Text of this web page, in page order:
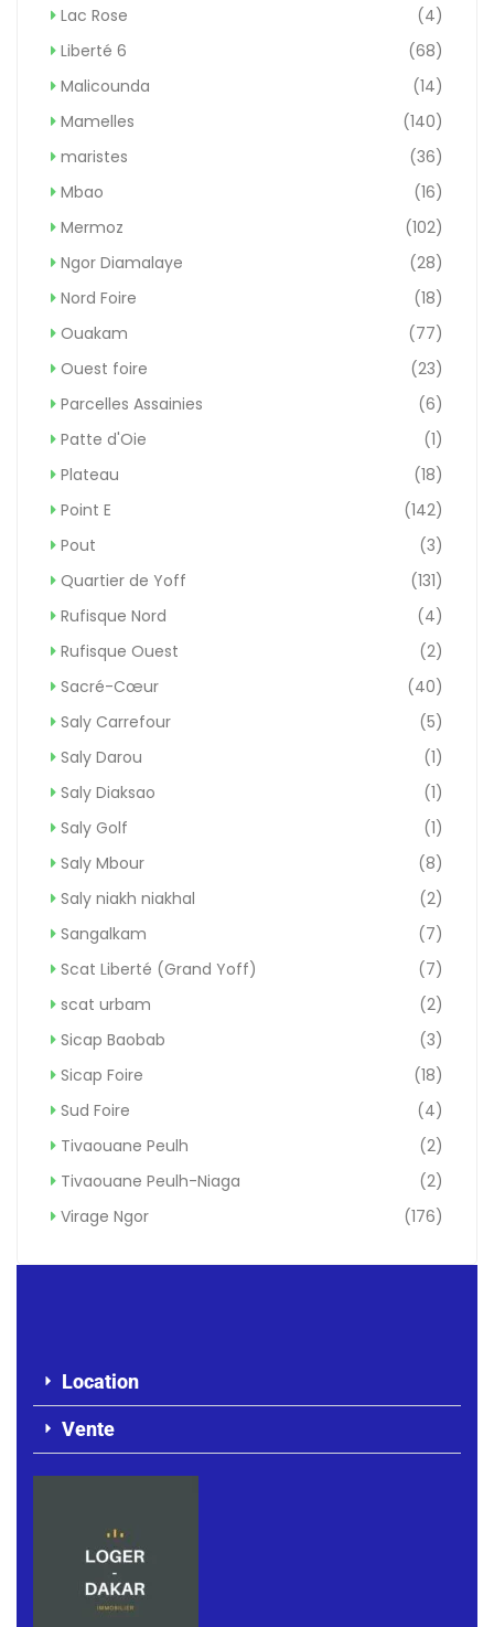
Lac Rose
(4)
Liberté 6
(68)
Malicounda
(14)
Mamelles
(140)
maristes
(36)
Mbao
(16)
Mermoz
(102)
Ngor Diamalaye
(28)
Nord Foire
(18)
Ouakam
(77)
Ouest foire
(23)
Parcelles Assainies
(6)
Patte d'Oie
(1)
Plateau
(18)
Point E
(142)
Pout
(3)
Quartier de Yoff
(131)
Rufisque Nord
(4)
Rufisque Ouest
(2)
Sacré-Cœur
(40)
Saly Carrefour
(5)
Saly Darou
(1)
Saly Diaksao
(1)
Saly Golf
(1)
Saly Mbour
(8)
Saly niakh niakhal
(2)
Sangalkam
(7)
Scat Liberté (Grand Yoff)
(7)
scat urbam
(2)
Sicap Baobab
(3)
Sicap Foire
(18)
Sud Foire
(4)
Tivaouane Peulh
(2)
Tivaouane Peulh-Niaga
(2)
Virage Ngor
(176)
Location
Vente